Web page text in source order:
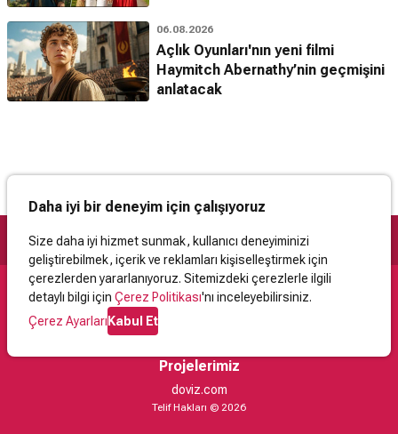
06.08.2026
Açlık Oyunları'nın yeni filmi
Haymitch Abernathy’nin geçmişini
anlatacak
Daha iyi bir deneyim için çalışıyoruz
Size daha iyi hizmet sunmak, kullanıcı deneyiminizi
geliştirebilmek, içerik ve reklamları kişiselleştirmek için
çerezlerden yararlanıyoruz. Sitemizdeki çerezlerle ilgili
detaylı bilgi için Çerez Politikası'nı inceleyebilirsiniz.
Çerez AyarlarıKabul Et
Destek
İletişimYardımKullanıcı Sözleşmesi
Projelerimiz
doviz.com
Telif Hakları © 2026